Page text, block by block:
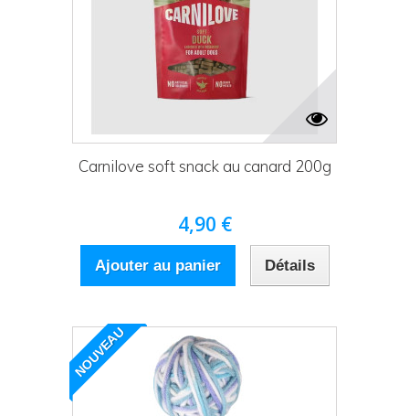
Carnilove soft snack au canard 200g
4,90 €
Ajouter au panier Détails
NOUVEAU